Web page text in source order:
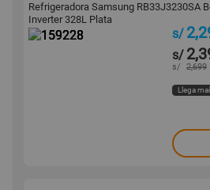
Refrigeradora Samsung RB33J3230SA
Inverter 328L Plata
s/
s/
s/ 2,699
Llega